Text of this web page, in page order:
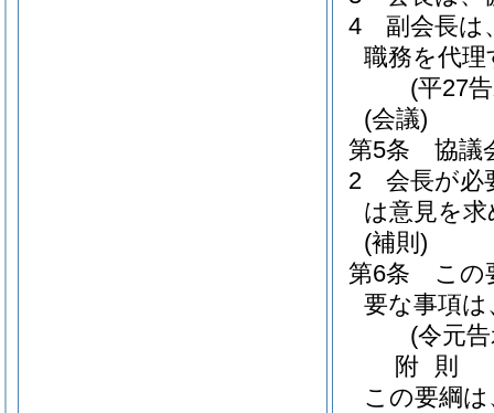
4
副会長は
職務を代理
(平27
(会議)
第5条
協議
2
会長が必
は意見を
(補則)
第6条
この
要な事項
(令元
附 則
この要綱